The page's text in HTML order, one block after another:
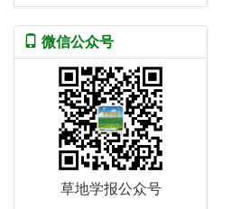
微信公众号
草地学报公众号